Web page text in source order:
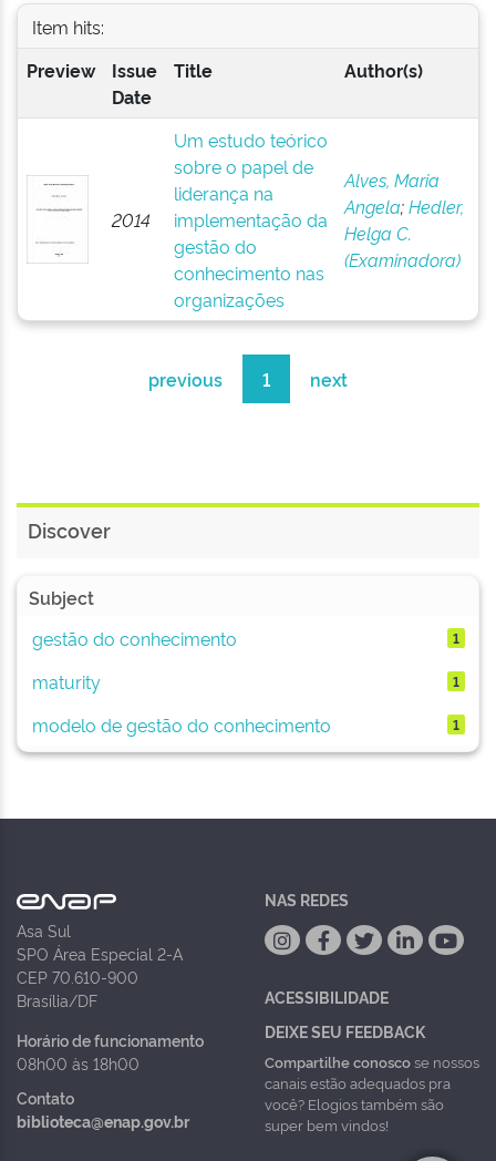
Item hits:
Preview
Issue
Date
Title Author(s)
2014
Um estudo teórico
sobre o papel de
liderança na
implementação da
gestão do
conhecimento nas
organizações
Alves, Maria
Angela;Hedler,
Helga C.
(Examinadora)
previous 1 next
Discover
Subject
gestão do conhecimento
1
maturity 1
modelo de gestão do conhecimento 1
Asa Sul
SPO Área Especial 2-A
CEP 70.610-900
Brasília/DF
Horário de funcionamento
08h00 às 18h00
Contato
biblioteca@enap.gov.br
NAS REDES
ACESSIBILIDADE
DEIXE SEU FEEDBACK
Compartilhe conoscose nossos
canais estão adequados pra
você? Elogios também são
super bem vindos!